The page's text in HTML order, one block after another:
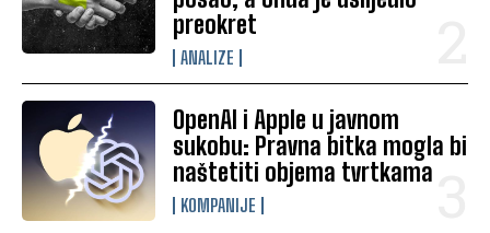
preokret
ANALIZE
OpenAI i Apple u javnom
sukobu: Pravna bitka mogla bi
naštetiti objema tvrtkama
KOMPANIJE